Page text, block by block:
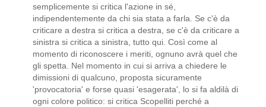
semplicemente si critica l'azione in sé,
indipendentemente da chi sia stata a farla. Se c'è da
criticare a destra si critica a destra, se c'è da criticare a
sinistra si critica a sinistra, tutto qui. Così come al
momento di riconoscere i meriti, ognuno avrà quel che
gli spetta. Nel momento in cui si arriva a chiedere le
dimissioni di qualcuno, proposta sicuramente
'provocatoria' e forse quasi 'esagerata', lo si fa aldilà di
ogni colore politico: si critica Scopelliti perché a